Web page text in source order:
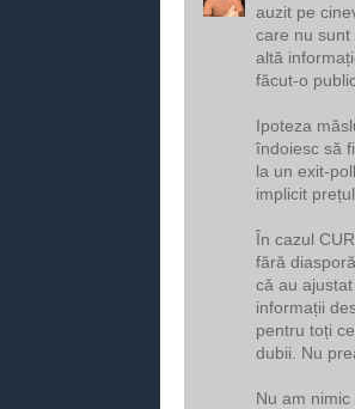
auzit pe
care nu
altă
făcut-o
Ipoteza
îndoiesc să
la un exit-
implicit
În cazul
fără
că au
informații
pentru toți
dubii. Nu
Nu am